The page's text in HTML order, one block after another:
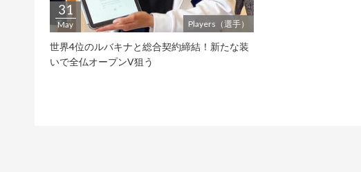
31
May Players（選手）
世界4位のルバキナと総合契約締結！新たな装
いで全仏オープンV狙う